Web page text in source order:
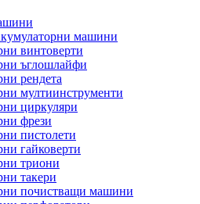
машини
винтоверти
ъглошлайфи
рендета
мултиинструменти
циркуляри
фрези
пистолети
гайковерти
триони
такери
почистващи машини